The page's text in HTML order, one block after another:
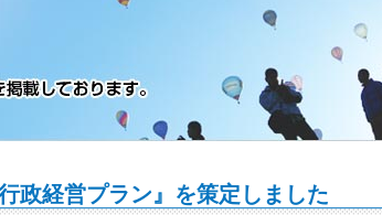
政経営プラン』を策定しました